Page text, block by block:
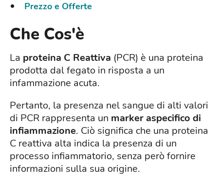
Prezzo e Offerte
Che Cos'è
La proteina C Reattiva (PCR) è una proteina
prodotta dal fegato in risposta a un
infammazione acuta.
Pertanto, la presenza nel sangue di alti valori
di PCR rappresenta un marker aspecifico di
infiammazione. Ciò significa che una proteina
C reattiva alta indica la presenza di un
processo infiammatorio, senza però fornire
informazioni sulla sua origine.